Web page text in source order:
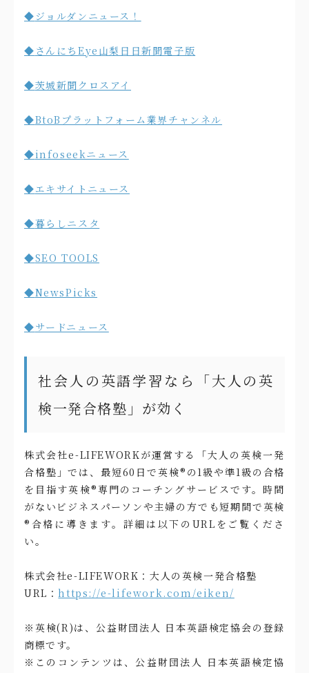
◆ ジョルダンニュース！
◆ さんにちEye山梨日日新聞電子版
◆茨城新聞クロスアイ
◆BtoBプラットフォーム業界チャンネル
◆infoseekニュース
◆エキサイトニュース
◆暮らしニスタ
◆SEO TOOLS
◆NewsPicks
◆サードニュース
社会人の英語学習なら「大人の英
検一発合格塾」が効く
株式会社e-LIFEWORKが運営する「大人の英検一発
合格塾」では、最短60日で英検®の1級や準1級の合格
を目指す英検®専門のコーチングサービスです。時間
がないビジネスパーソンや主婦の方でも短期間で英検
®合格に導きます。詳細は以下のURLをご覧くださ
い。
株式会社e-LIFEWORK：大人の英検一発合格塾
URL：https://e-lifework.com/eiken/
※英検(R)は、公益財団法人 日本英語検定協会の登録
商標です。
※このコンテンツは、公益財団法人 日本英語検定協